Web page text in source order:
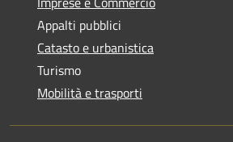
Appalti pubblici
Catasto e urbanistica
Turismo
Mobilità e trasporti